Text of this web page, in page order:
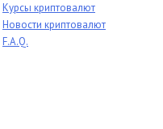
Курсы криптовалют
Новости криптовалют
F.A.Q.